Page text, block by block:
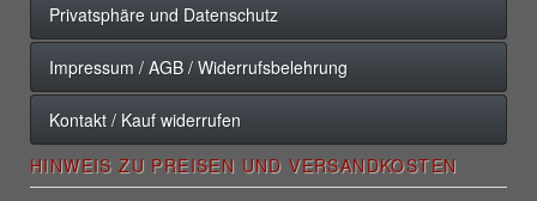
Privatsphäre und Datenschutz
Impressum / AGB / Widerrufsbelehrung
Kontakt / Kauf widerrufen
HINWEIS ZU PREISEN UND VERSANDKOSTEN